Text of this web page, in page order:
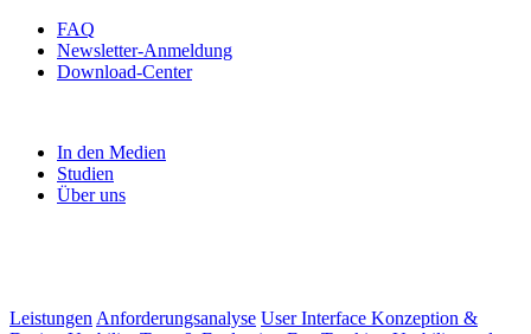
FAQ
Newsletter-Anmeldung
Download-Center
In den Medien
Studien
Über uns
Leistungen Anforderungsanalyse User Interface Konzeption &